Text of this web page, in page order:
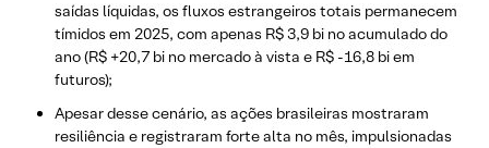
saídas líquidas, os fluxos estrangeiros totais permanecem
tímidos em 2025, com apenas R$ 3,9 bi no acumulado do
ano (R$ +20,7 bi no mercado à vista e R$ -16,8 bi em
futuros);
Apesar desse cenário, as ações brasileiras mostraram
resiliência e registraram forte alta no mês, impulsionadas